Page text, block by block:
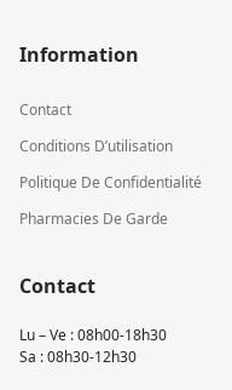
Information
Contact
Conditions D’utilisation
Politique De Confidentialité
Pharmacies De Garde
Contact
Lu – Ve : 08h00-18h30
Sa : 08h30-12h30